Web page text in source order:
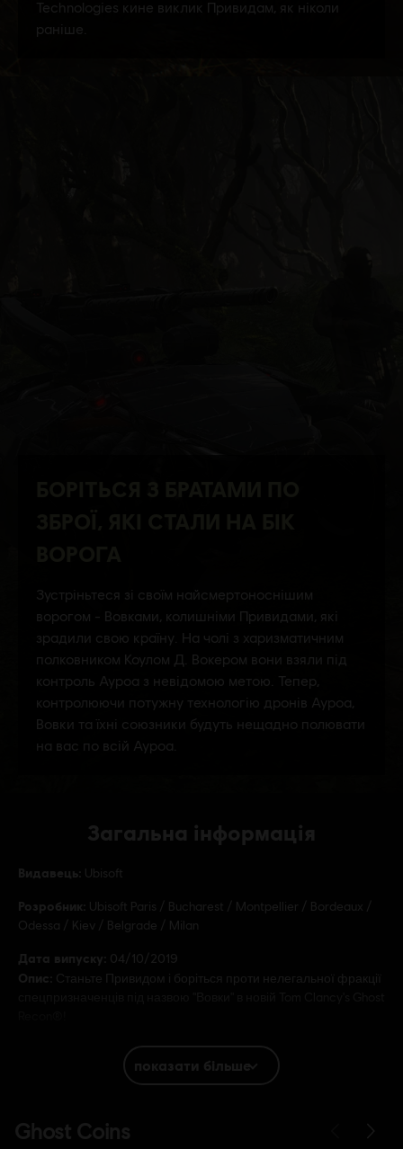
Загальна інформація
Видавець: Ubisoft
Розробник: Ubisoft Paris / Bucharest / Montpellier / Bordeaux /
Odessa / Kiev / Belgrade / Milan
Дата випуску: 04/10/2019
Опис:
Станьте Привидом і боріться проти нелегальної фракції
показати більше